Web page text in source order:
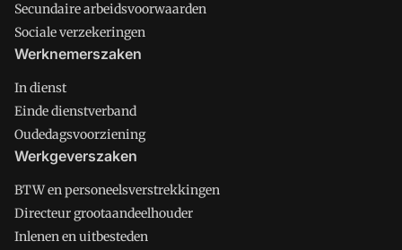
Secundaire arbeidsvoorwaarden
Sociale verzekeringen
Werknemerszaken
In dienst
Einde dienstverband
Oudedagsvoorziening
Werkgeverszaken
BTW en personeelsverstrekkingen
Directeur grootaandeelhouder
Inlenen en uitbesteden